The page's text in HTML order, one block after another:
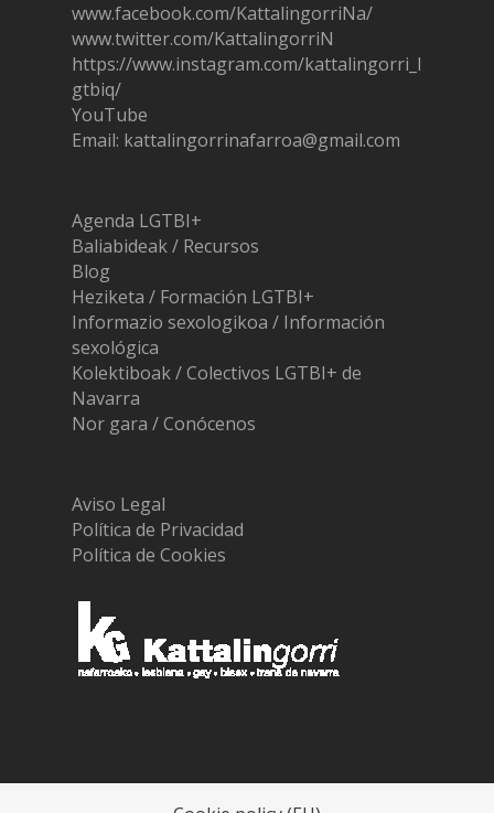
www.facebook.com/KattalingorriNa/
www.twitter.com/KattalingorriN
https://www.instagram.com/kattalingorri_l
gtbiq/
YouTube
Email: kattalingorrinafarroa@gmail.com
Agenda LGTBI+
Baliabideak / Recursos
Blog
Heziketa / Formación LGTBI+
Informazio sexologikoa / Información
sexológica
Kolektiboak / Colectivos LGTBI+ de
Navarra
Nor gara / Conócenos
Aviso Legal
Política de Privacidad
Política de Cookies